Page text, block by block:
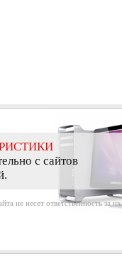
с сайтов
не несет ответственность за их